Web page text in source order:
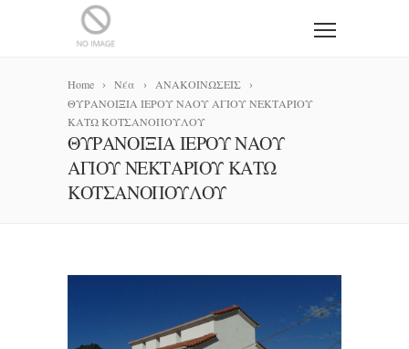
Home Νέα
ΑΝΑΚΟΙΝΩΣΕΙΣ
ΘΥΡΑΝΟΙΞΙΑ ΙΕΡΟΥ ΝΑΟΥ ΑΓΙΟΥ ΝΕΚΤΑΡΙΟΥ
ΚΑΤΩ ΚΟΤΣΑΝΟΠΟΥΛΟΥ
ΘΥΡΑΝΟΙΞΙΑ ΙΕΡΟΥ ΝΑΟΥ
ΑΓΙΟΥ ΝΕΚΤΑΡΙΟΥ ΚΑΤΩ
ΚΟΤΣΑΝΟΠΟΥΛΟΥ